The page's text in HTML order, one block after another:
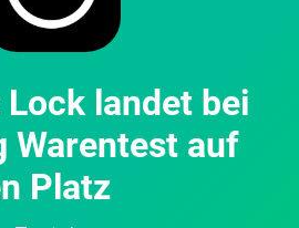
landet bei
Warentest auf
Platz